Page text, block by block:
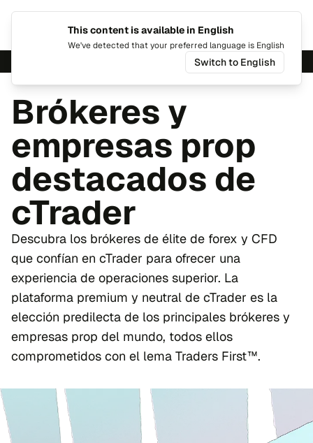
Brókeres y
empresas prop
destacados de
cTrader
Descubra los brókeres de élite de forex y CFD
que confían en cTrader para ofrecer una
experiencia de operaciones superior. La
plataforma premium y neutral de cTrader es la
elección predilecta de los principales brókeres y
empresas prop del mundo, todos ellos
comprometidos con el lema Traders First™.
This content is available in English
We've detected that your preferred language is English
Switch to English